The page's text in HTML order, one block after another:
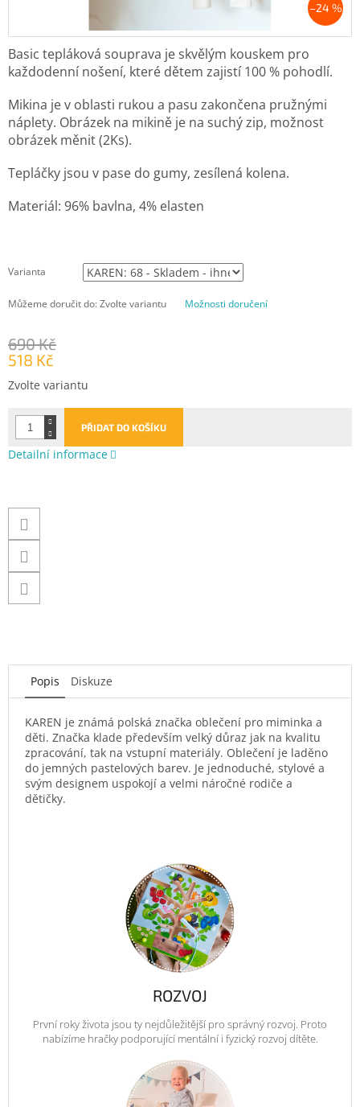
–24 %
690 Kč
518 Kč
Měrná
Zvolte variantu
Varianta
Můžeme doručit do:Zvolte variantu Možnosti doručení
PŘIDAT DO KOŠÍKU
Basic tepláková souprava je skvělým kouskem pro
každodenní nošení, které dětem zajistí 100 % pohodlí.
Mikina je v oblasti rukou a pasu zakončena pružnými
náplety. Obrázek na mikině je na suchý zip, možnost
obrázek měnit (2Ks).
Tepláčky jsou v pase do gumy, zesílená kolena.
Materiál: 96% bavlna, 4% elasten
Detailní informace
Popis Diskuze
KAREN je známá polská značka oblečení pro miminka a
děti. Značka klade především velký důraz jak na kvalitu
zpracování, tak na vstupní materiály. Oblečení je laděno
do jemných pastelových barev. Je jednoduché, stylové a
svým designem uspokojí a velmi náročné rodiče a
dětičky.
ROZVOJ
První roky života jsou ty nejdůležitější pro správný rozvoj. Proto
nabízíme hračky podporující mentální i fyzický rozvoj dítěte.